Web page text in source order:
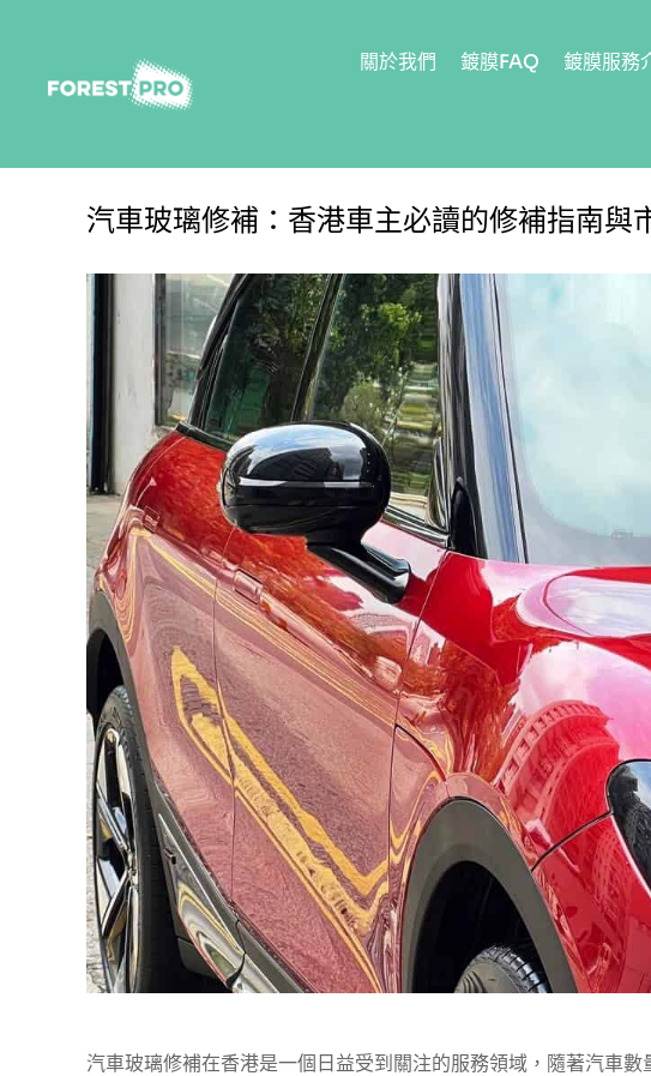
關於我們 鍍膜FAQ 鍍膜服務
汽車玻璃修補：香港車主必讀的修補指南與
汽車玻璃修補在香港是一個日益受到關注的服務領域，隨著汽車